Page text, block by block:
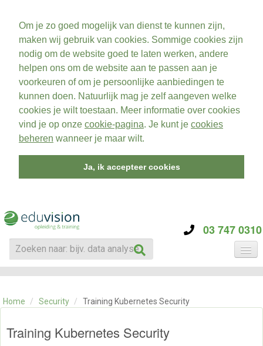
Om je zo goed mogelijk van dienst te kunnen zijn,
maken wij gebruik van cookies. Sommige cookies zijn
nodig om de website goed te laten werken, andere
helpen ons om de website aan te passen aan je
voorkeuren of om je persoonlijke aanbiedingen te
kunnen doen. Natuurlijk mag je zelf aangeven welke
cookies je wilt toestaan. Meer informatie over cookies
vind je op onze cookie-pagina. Je kunt je cookies
beheren wanneer je maar wilt.
Ja, ik accepteer cookies
03 747 0310
CATEGORIE
OVER ONS
SKILLS ALCHEMIST
Home / Security / Training Kubernetes Security
Training Kubernetes Security